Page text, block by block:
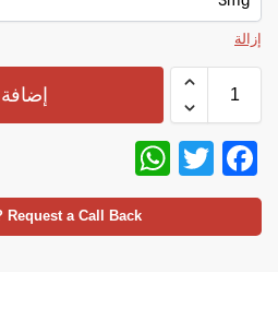
إزالة
F
ac
e
T
w
itt
h
at
Request a Call Back